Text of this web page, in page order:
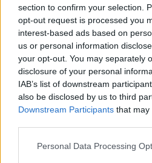
section to confirm your selection.
opt-out request is processed you
interest-based ads based on
us or personal information
your opt-out. You may separately
disclosure of your personal
IAB’s list of downstream
also be disclosed by us to third
Downstream Participants that may
Please note that this website/app
Personal Data Processing
Ilaria Mauri · 6 Ago 2026